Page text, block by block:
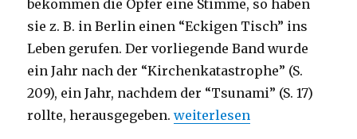
bekommen die Opfer eine Stimme, so haben
sie z. B. in Berlin einen “Eckigen Tisch” ins
Leben gerufen. Der vorliegende Band wurde
ein Jahr nach der “Kirchenkatastrophe” (S.
209), ein Jahr, nachdem der “Tsunami” (S. 17)
rollte, herausgegeben.„Die Wut bewältigen,
weiterlesen